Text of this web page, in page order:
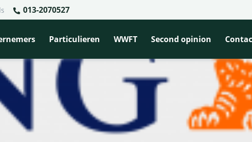
013-2070527
Particulieren WWFT Second opinion